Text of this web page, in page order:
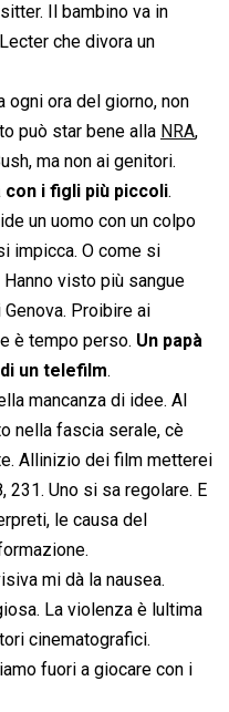
Il bambino va in
che divora un
ogni ora del giorno, non
può star bene alla NRA,
ma non ai genitori.
con i figli più piccoli.
un uomo con un colpo
impicca. O come si
visto più sangue
Proibire ai
è tempo perso. Un papà
un telefilm.
mancanza di idee. Al
nella fascia serale, cè
Allinizio dei film metterei
231. Uno si sa regolare. E
le causa del
mi dà la nausea.
La violenza è lultima
cinematografici.
fuori a giocare con i